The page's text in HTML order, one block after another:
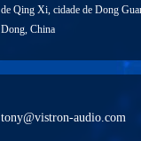
de Qing Xi, cidade de Dong
Dong, China
tony@vistron-audio.com